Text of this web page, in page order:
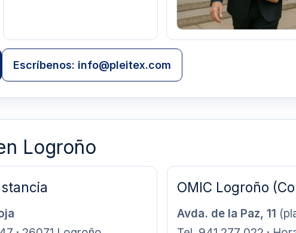
Escríbenos: info@pleitex.com
Logroño
OMIC Logroño
Avda. de la Paz, 11